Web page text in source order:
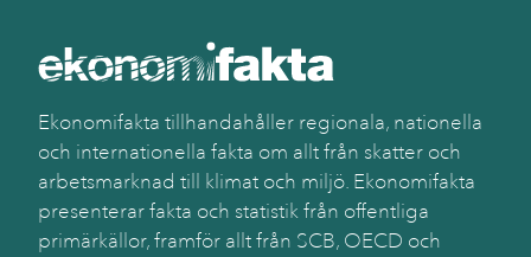
Ekonomifakta tillhandahåller regionala, nationella
och internationella fakta om allt från skatter och
arbetsmarknad till klimat och miljö. Ekonomifakta
presenterar fakta och statistik från offentliga
primärkällor, framför allt från SCB, OECD och